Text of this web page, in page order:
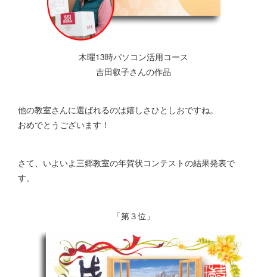
木曜13時パソコン活用コース
吉田叡子さんの作品
他の教室さんに選ばれるのは嬉しさひとしおですね。
おめでとうございます！
さて、いよいよ三郷教室の年賀状コンテストの結果発表で
す。
「第３位」